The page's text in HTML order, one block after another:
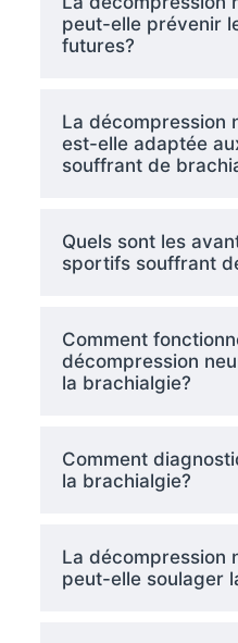
peut-elle prévenir
futures?
La décompression
est-elle adaptée
souffrant de
Quels sont les
sportifs souffrant
Comment
décompression
la brachialgie?
Comment
la brachialgie?
La décompression
peut-elle soulager